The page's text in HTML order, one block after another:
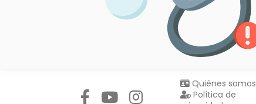
Quiénes somos
Política de